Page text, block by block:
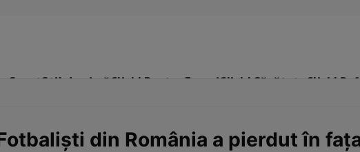
SportStil de viațăClick! Pentru FemeiClick! Sănătate Click!
din România a pierdut în